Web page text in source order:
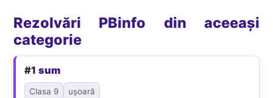
Rezolvări PBinfo din aceeași
categorie
#1sum
Clasa 9 ușoară